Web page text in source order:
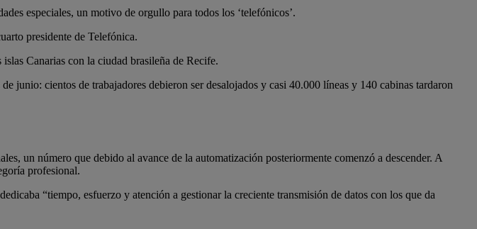
especiales, un motivo de orgullo para todos los ‘telefónicos’.
presidente de Telefónica.
Canarias con la ciudad brasileña de Recife.
junio: cientos de trabajadores debieron ser desalojados y casi 40.000 líneas y 140 cabinas tardaron
un número que debido al avance de la automatización posteriormente comenzó a descender. A
profesional.
“tiempo, esfuerzo y atención a gestionar la creciente transmisión de datos con los que da